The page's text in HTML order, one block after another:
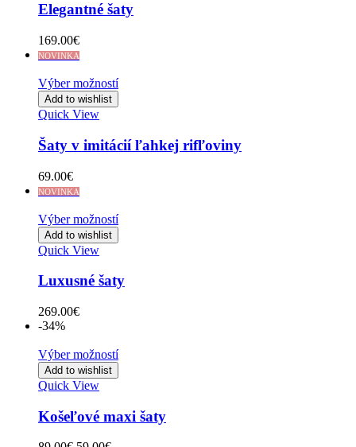
Elegantné šaty
169.00€
NOVINKA
Výber možností
Add to wishlist
Quick View
Šaty v imitácií ľahkej rifľoviny
69.00€
NOVINKA
Výber možností
Add to wishlist
Quick View
Luxusné šaty
269.00€
-34%
Výber možností
Add to wishlist
Quick View
Košeľové maxi šaty